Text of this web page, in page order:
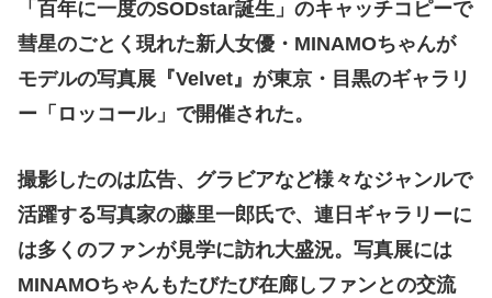
「百年に一度のSODstar誕生」のキャッチコピーで
彗星のごとく現れた新人女優・ MINAMOちゃんが
モデルの写真展『Velvet 』が東京・目黒のギャラリ
ー「ロッコール」で開催された。
撮影したのは広告、グラビアなど様々なジャンルで
活躍する写真家の藤里一郎氏で、連日ギャラリーに
は多くのファンが見学に訪れ大盛況。写真展には
MINAMOちゃんもたびたび在廊しファンとの交流